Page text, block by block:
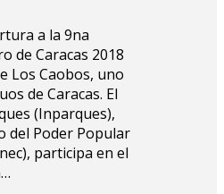
a la 9na
de Caracas 2018
Los Caobos, uno
de Caracas. El
(Inparques),
del Poder Popular
participa en el